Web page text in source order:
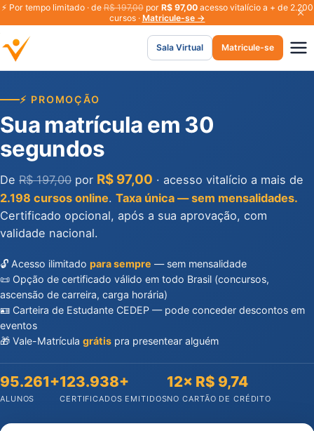
⚡ Por tempo limitado · deR$ 197,00por R$ 97,00acesso vitalício a + de 2.200
cursos · Matricule-se →
Sala Virtual Matricule-se
⚡ PROMOÇÃO
Sua matrícula em 30
segundos
De R$ 197,00 por R$ 97,00 · acesso vitalício a mais de
2.198 cursos online. Taxa única — sem mensalidades.
Certificado opcional, após a sua aprovação, com
validade nacional.
🔓 Acesso ilimitado para sempre — sem mensalidade
📜 Opção de certificado válido em todo Brasil (concursos,
ascensão de carreira, carga horária)
🪪 Carteira de Estudante CEDEP — pode conceder descontos em
eventos
🎁 Vale-Matrícula grátis pra presentear alguém
95.261+
ALUNOS
123.938+
CERTIFICADOS EMITIDOS
12× R$ 9,74
NO CARTÃO DE CRÉDITO